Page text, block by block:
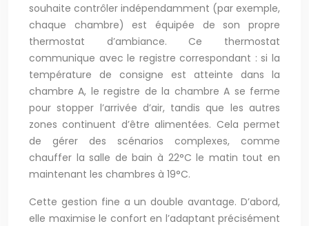
souhaite contrôler indépendamment (par exemple,
chaque chambre) est équipée de son propre
thermostat d’ambiance. Ce thermostat
communique avec le registre correspondant : si la
température de consigne est atteinte dans la
chambre A, le registre de la chambre A se ferme
pour stopper l’arrivée d’air, tandis que les autres
zones continuent d’être alimentées. Cela permet
de gérer des scénarios complexes, comme
chauffer la salle de bain à 22°C le matin tout en
maintenant les chambres à 19°C.
Cette gestion fine a un double avantage. D’abord,
elle maximise le confort en l’adaptant précisément